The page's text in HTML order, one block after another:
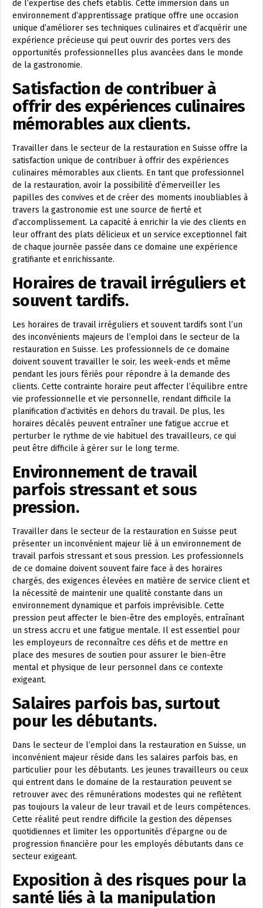
de l’expertise des chefs établis. Cette immersion dans un
environnement d’apprentissage pratique offre une occasion
unique d’améliorer ses techniques culinaires et d’acquérir une
expérience précieuse qui peut ouvrir des portes vers des
opportunités professionnelles plus avancées dans le monde
de la gastronomie.
Satisfaction de contribuer à
offrir des expériences culinaires
mémorables aux clients.
Travailler dans le secteur de la restauration en Suisse offre la
satisfaction unique de contribuer à offrir des expériences
culinaires mémorables aux clients. En tant que professionnel
de la restauration, avoir la possibilité d’émerveiller les
papilles des convives et de créer des moments inoubliables à
travers la gastronomie est une source de fierté et
d’accomplissement. La capacité à enrichir la vie des clients en
leur offrant des plats délicieux et un service exceptionnel fait
de chaque journée passée dans ce domaine une expérience
gratifiante et enrichissante.
Horaires de travail irréguliers et
souvent tardifs.
Les horaires de travail irréguliers et souvent tardifs sont l’un
des inconvénients majeurs de l’emploi dans le secteur de la
restauration en Suisse. Les professionnels de ce domaine
doivent souvent travailler le soir, les week-ends et même
pendant les jours fériés pour répondre à la demande des
clients. Cette contrainte horaire peut affecter l’équilibre entre
vie professionnelle et vie personnelle, rendant difficile la
planification d’activités en dehors du travail. De plus, les
horaires décalés peuvent entraîner une fatigue accrue et
perturber le rythme de vie habituel des travailleurs, ce qui
peut être difficile à gérer sur le long terme.
Environnement de travail
parfois stressant et sous
pression.
Travailler dans le secteur de la restauration en Suisse peut
présenter un inconvénient majeur lié à un environnement de
travail parfois stressant et sous pression. Les professionnels
de ce domaine doivent souvent faire face à des horaires
chargés, des exigences élevées en matière de service client et
la nécessité de maintenir une qualité constante dans un
environnement dynamique et parfois imprévisible. Cette
pression peut affecter le bien-être des employés, entraînant
un stress accru et une fatigue mentale. Il est essentiel pour
les employeurs de reconnaître ces défis et de mettre en
place des mesures de soutien pour assurer le bien-être
mental et physique de leur personnel dans ce contexte
exigeant.
Salaires parfois bas, surtout
pour les débutants.
Dans le secteur de l’emploi dans la restauration en Suisse, un
inconvénient majeur réside dans les salaires parfois bas, en
particulier pour les débutants. Les jeunes travailleurs ou ceux
qui entrent dans le domaine de la restauration peuvent se
retrouver avec des rémunérations modestes qui ne reflètent
pas toujours la valeur de leur travail et de leurs compétences.
Cette réalité peut rendre difficile la gestion des dépenses
quotidiennes et limiter les opportunités d’épargne ou de
progression financière pour les employés débutants dans ce
secteur exigeant.
Exposition à des risques pour la
santé liés à la manipulation